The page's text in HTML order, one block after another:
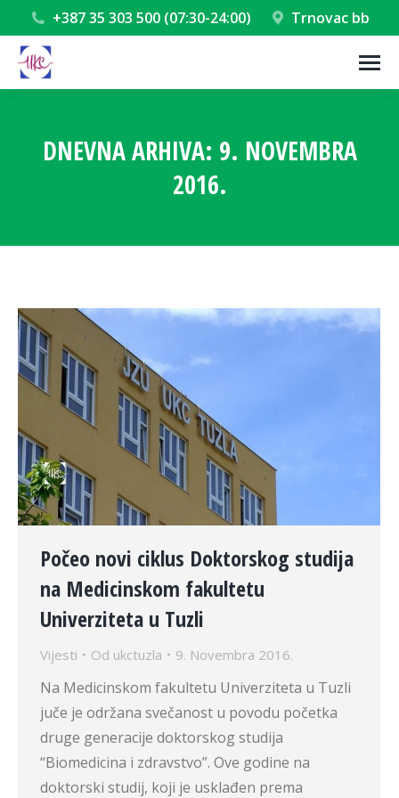
+387 35 303 500 (07:30-24:00) Trnovac bb
DNEVNA ARHIVA: 9. NOVEMBRA
2016.
Počeo novi ciklus Doktorskog studija
na Medicinskom fakultetu
Univerziteta u Tuzli
Vijesti Od ukctuzla 9. Novembra 2016.
Na Medicinskom fakultetu Univerziteta u Tuzli
juče je održana svečanost u povodu početka
druge generacije doktorskog studija
“Biomedicina i zdravstvo”. Ove godine na
doktorski studij, koji je usklađen prema